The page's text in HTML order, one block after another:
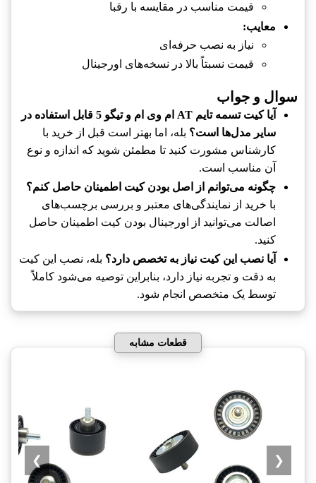
قیمت مناسب در مقایسه با رقبا
معایب:
نیاز به نصب حرفه‌ای
قیمت نسبتاً بالا در نسخه‌های اورجینال
سوال و جواب
آیا کیت تسمه تایم AT ام وی ام و تیگو 5 قابل استفاده در
سایر مدل‌ها است؟ بله، اما بهتر است قبل از خرید با
کارشناس مشورت کنید تا مطمئن شوید که اندازه و نوع
آن مناسب است.
چگونه می‌توانم از اصل بودن کیت اطمینان حاصل کنم؟
با خرید از نمایندگی‌های معتبر و بررسی برچسب‌های
اصالت می‌توانید از اورجینال بودن کیت اطمینان حاصل
کنید.
آیا نصب این کیت نیاز به تخصص دارد؟ بله، نصب این کیت
به دقت و تجربه نیاز دارد، بنابراین توصیه می‌شود کاملاً
توسط یک متخصص انجام شود.
قطعات مشابه
❮
❯